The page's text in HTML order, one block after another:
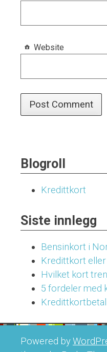
Website
Blogroll
Kredittkort
Siste innlegg
Bensinkort i
Kredittkort
Hvilket kort
5 fordeler med
Powered by